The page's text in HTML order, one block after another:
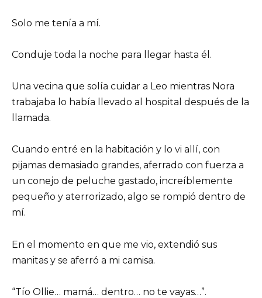
Solo me tenía a mí.
Conduje toda la noche para llegar hasta él.
Una vecina que solía cuidar a Leo mientras Nora
trabajaba lo había llevado al hospital después de la
llamada.
Cuando entré en la habitación y lo vi allí, con
pijamas demasiado grandes, aferrado con fuerza a
un conejo de peluche gastado, increíblemente
pequeño y aterrorizado, algo se rompió dentro de
mí.
En el momento en que me vio, extendió sus
manitas y se aferró a mi camisa.
“Tío Ollie… mamá… dentro… no te vayas…”.